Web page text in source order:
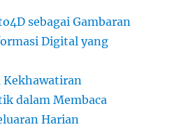
sebagai Gambaran
Digital yang
Kekhawatiran
dalam Membaca
Harian